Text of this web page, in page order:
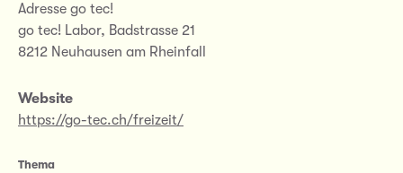
Adresse go tec!
go tec! Labor, Badstrasse 21
8212 Neuhausen am Rheinfall
Website
https://go-tec.ch/freizeit/
Thema